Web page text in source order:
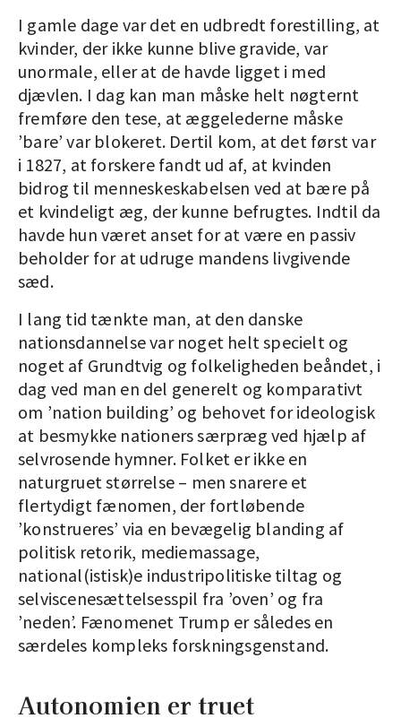
I gamle dage var det en udbredt forestilling, at
kvinder, der ikke kunne blive gravide, var
unormale, eller at de havde ligget i med
djævlen. I dag kan man måske helt nøgternt
fremføre den tese, at æggelederne måske
’bare’ var blokeret. Dertil kom, at det først var
i 1827, at forskere fandt ud af, at kvinden
bidrog til menneskeskabelsen ved at bære på
et kvindeligt æg, der kunne befrugtes. Indtil da
havde hun været anset for at være en passiv
beholder for at udruge mandens livgivende
sæd.
I lang tid tænkte man, at den danske
nationsdannelse var noget helt specielt og
noget af Grundtvig og folkeligheden beåndet, i
dag ved man en del generelt og komparativt
om ’nation building’ og behovet for ideologisk
at besmykke nationers særpræg ved hjælp af
selvrosende hymner. Folket er ikke en
naturgruet størrelse – men snarere et
flertydigt fænomen, der fortløbende
’konstrueres’ via en bevægelig blanding af
politisk retorik, mediemassage,
national(istisk)e industripolitiske tiltag og
selviscenesættelsesspil fra ’oven’ og fra
’neden’. Fænomenet Trump er således en
særdeles kompleks forskningsgenstand.
Autonomien er truet